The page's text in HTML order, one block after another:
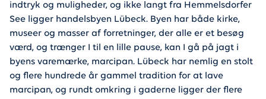
indtryk og muligheder, og ikke langt fra Hemmelsdorfer
See ligger handelsbyen Lübeck. Byen har både kirke,
museer og masser af forretninger, der alle er et besøg
værd, og trænger I til en lille pause, kan I gå på jagt i
byens varemærke, marcipan. Lübeck har nemlig en stolt
og flere hundrede år gammel tradition for at lave
marcipan, og rundt omkring i gaderne ligger der flere